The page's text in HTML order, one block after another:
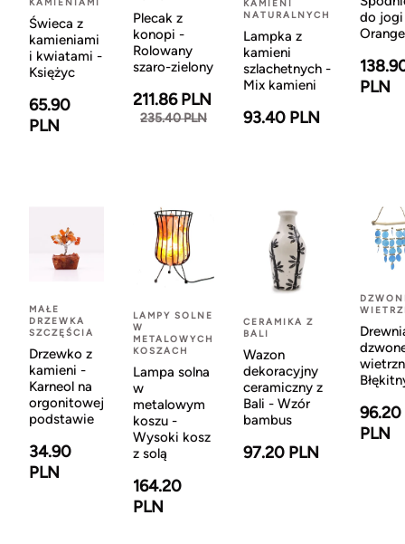
KAMIENIAMI
Świeca z
kamieniami
i kwiatami -
Księżyc
65.90
PLN
Plecak z
konopi -
Rolowany
szaro-zielony
211.86 PLN
235.40 PLN
KAMIENI
NATURALNYCH
Lampka z
kamieni
szlachetnych -
Mix kamieni
93.40 PLN
do
Orange
PLN
MAŁE
DRZEWKA
SZCZĘŚCIA
Drzewko z
kamieni -
Karneol na
orgonitowej
podstawie
34.90
PLN
LAMPY SOLNE
W
METALOWYCH
KOSZACH
Lampa solna
w
metalowym
koszu -
Wysoki kosz
z solą
164.20
PLN
CERAMIKA Z
BALI
Wazon
dekoracyjny
ceramiczny z
Bali - Wzór
bambus
97.20 PLN
96.20
PLN